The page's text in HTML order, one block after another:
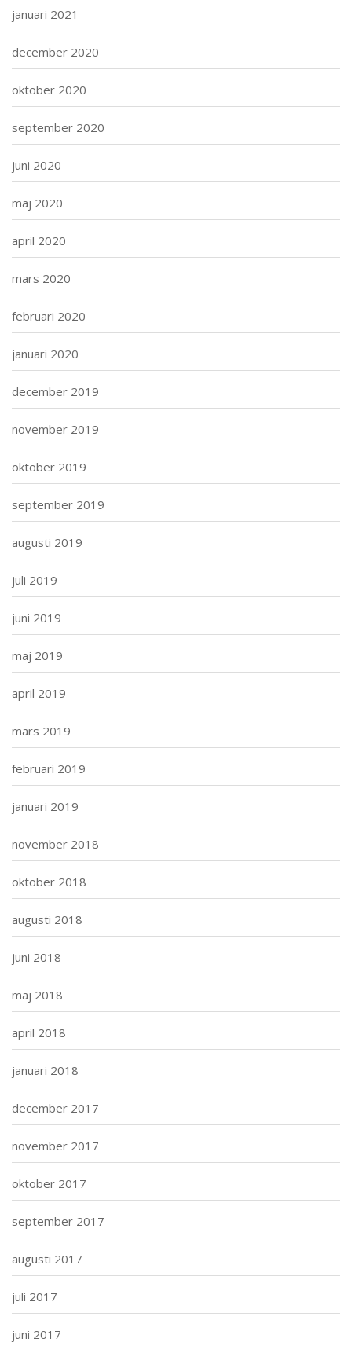
januari 2021
december 2020
oktober 2020
september 2020
juni 2020
maj 2020
april 2020
mars 2020
februari 2020
januari 2020
december 2019
november 2019
oktober 2019
september 2019
augusti 2019
juli 2019
juni 2019
maj 2019
april 2019
mars 2019
februari 2019
januari 2019
november 2018
oktober 2018
augusti 2018
juni 2018
maj 2018
april 2018
januari 2018
december 2017
november 2017
oktober 2017
september 2017
augusti 2017
juli 2017
juni 2017